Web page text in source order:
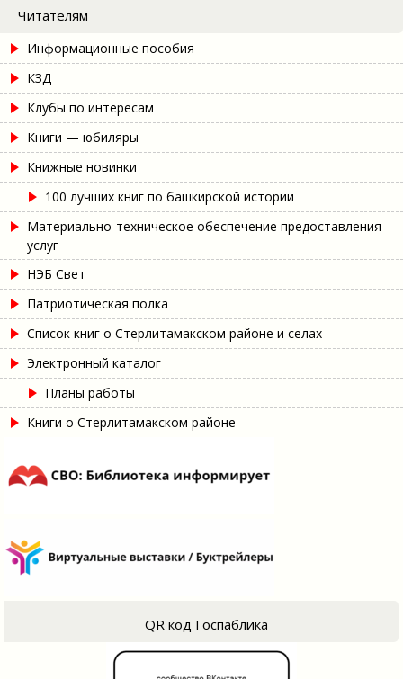
Читателям
Информационные пособия
КЗД
Клубы по интересам
Книги — юбиляры
Книжные новинки
100 лучших книг по башкирской истории
Материально-техническое обеспечение предоставления
услуг
НЭБ Свет
Патриотическая полка
Список книг о Стерлитамакском районе и селах
Электронный каталог
Планы работы
Книги о Стерлитамакском районе
QR код Госпаблика